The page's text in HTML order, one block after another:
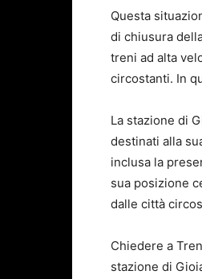
Questa
di chiusura
treni ad alta
circostanti. In
La stazione di
destinati alla
inclusa la
sua posizione
dalle città
Chiedere a
stazione di